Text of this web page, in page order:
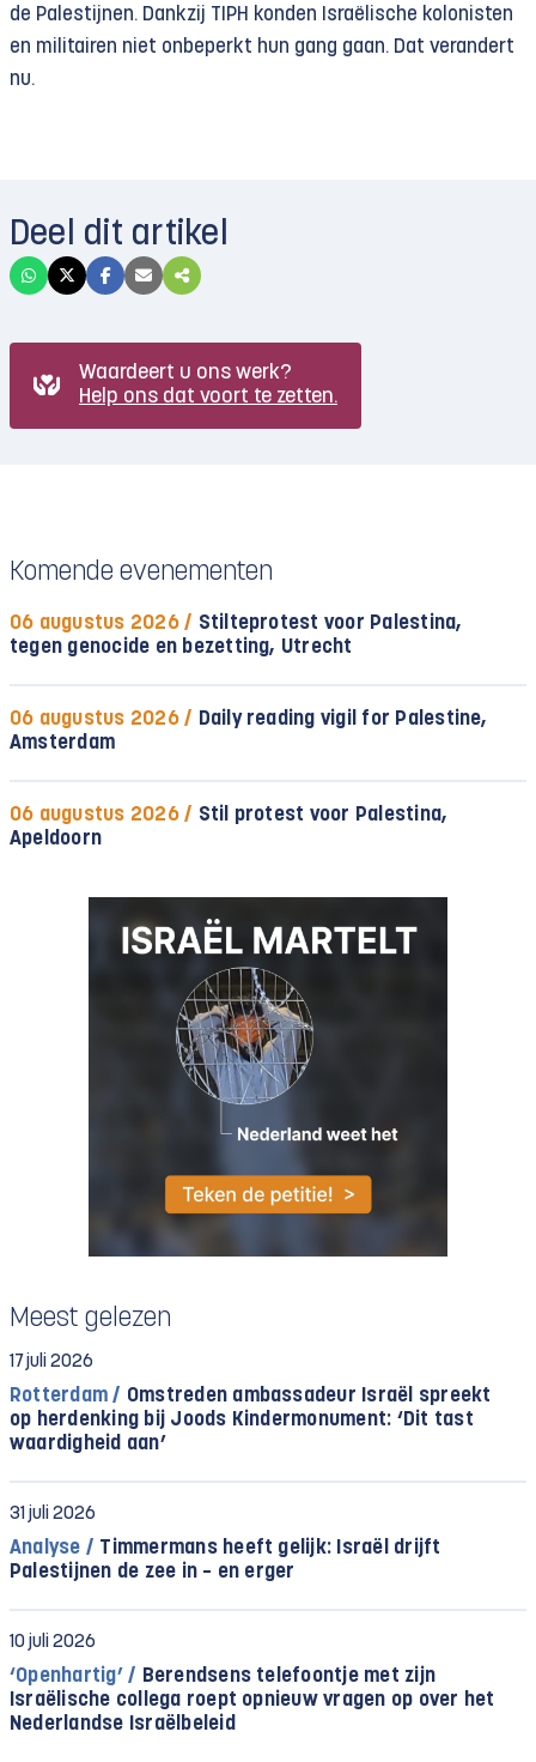
de Palestijnen. Dankzij TIPH konden Israëlische kolonisten
en militairen niet onbeperkt hun gang gaan. Dat verandert
nu.
Deel dit artikel
Waardeert u ons werk?
Help ons dat voort te zetten.
Komende evenementen
06 augustus 2026 / Stilteprotest voor Palestina,
tegen genocide en bezetting, Utrecht
06 augustus 2026 / Daily reading vigil for Palestine,
Amsterdam
06 augustus 2026 / Stil protest voor Palestina,
Apeldoorn
Meest gelezen
17 juli 2026
Rotterdam / Omstreden ambassadeur Israël spreekt
op herdenking bij Joods Kindermonument: ‘Dit tast
waardigheid aan’
31 juli 2026
Analyse / Timmermans heeft gelijk: Israël drijft
Palestijnen de zee in – en erger
10 juli 2026
‘Openhartig’ / Berendsens telefoontje met zijn
Israëlische collega roept opnieuw vragen op over het
Nederlandse Israëlbeleid